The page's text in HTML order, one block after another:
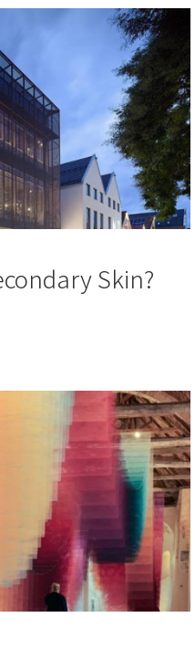
Skin?